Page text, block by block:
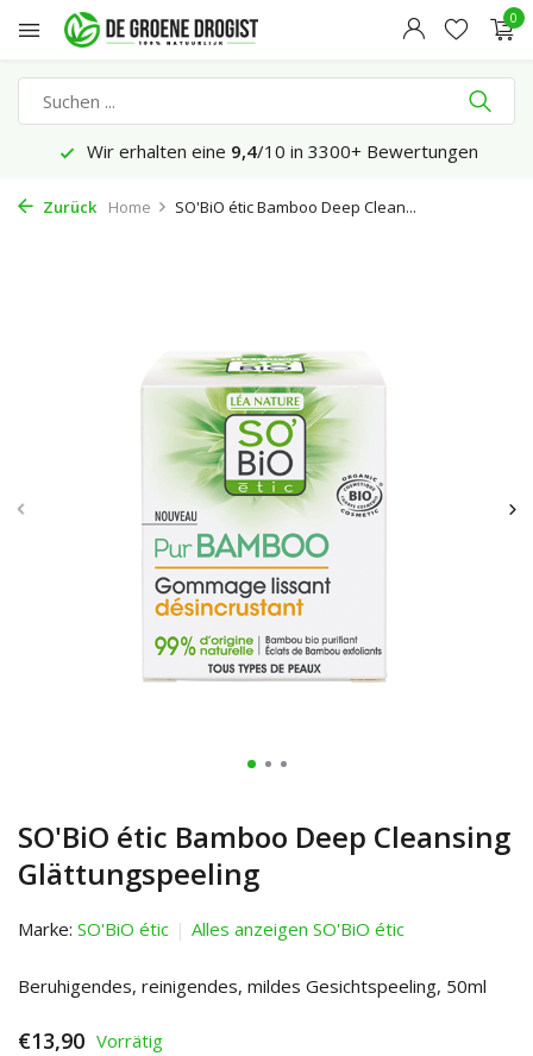
0
Wir erhalten eine 9,4/10 in 3300+ Bewertungen
Zurück Home SO'BiO étic Bamboo Deep Clean...
SO'BiO étic Bamboo Deep Cleansing
Glättungspeeling
Marke: SO'BiO étic Alles anzeigen SO'BiO étic
Beruhigendes, reinigendes, mildes Gesichtspeeling, 50ml
€13,90 Vorrätig